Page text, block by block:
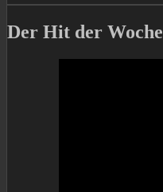
Der Hit der Woche